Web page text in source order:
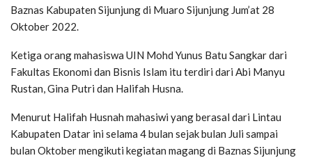
Baznas Kabupaten Sijunjung di Muaro Sijunjung Jum’at 28
Oktober 2022.
Ketiga orang mahasiswa UIN Mohd Yunus Batu Sangkar dari
Fakultas Ekonomi dan Bisnis Islam itu terdiri dari Abi Manyu
Rustan, Gina Putri dan Halifah Husna.
Menurut Halifah Husnah mahasiwi yang berasal dari Lintau
Kabupaten Datar ini selama 4 bulan sejak bulan Juli sampai
bulan Oktober mengikuti kegiatan magang di Baznas Sijunjung